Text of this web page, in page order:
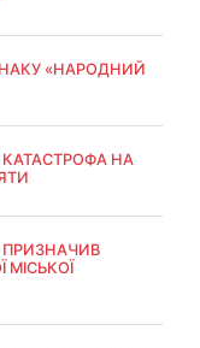
«НАРОДНИЙ
КАТАСТРОФА НА